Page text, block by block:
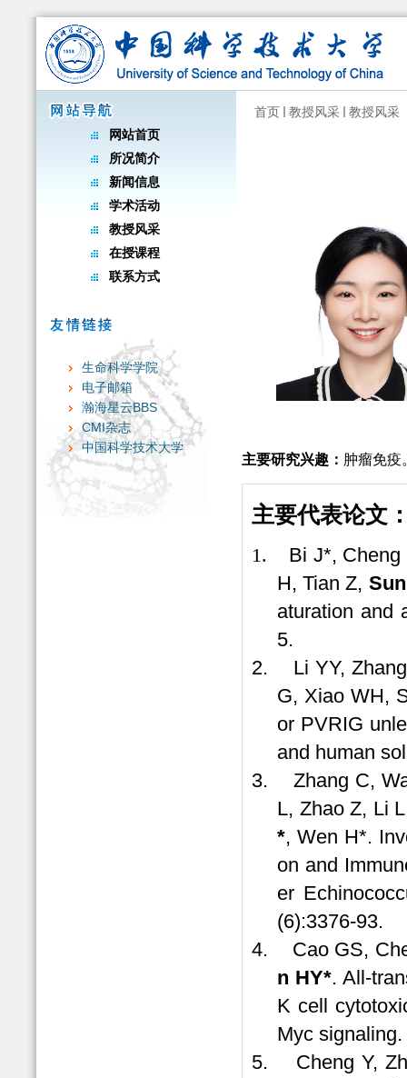
网站首页
所况简介
新闻信息
学术活动
教授风采
在授课程
联系方式
生命科学学院
电子邮箱
瀚海星云BBS
CMI杂志
中国科学技术大学
首页 教授风采 教授风采
主要研究兴趣： 肿瘤免疫
主要代表论文
1. Bi J*, Cheng
H, Tian Z,
aturation and
5.
2.
Li YY,
G, Xiao WH,
or PVRIG
and human
3.
Zhang C,
L, Zhao Z, Li
*, Wen H*.
on and
er
(6):3376-93.
4.
Cao GS,
n HY*. All-
K cell
Myc
5.
Cheng Y,